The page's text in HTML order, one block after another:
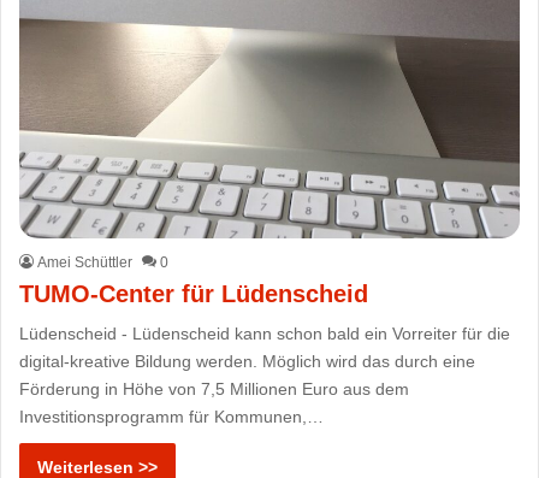
Amei Schüttler 0
TUMO-Center für Lüdenscheid
Lüdenscheid - Lüdenscheid kann schon bald ein Vorreiter für die
digital-kreative Bildung werden. Möglich wird das durch eine
Förderung in Höhe von 7,5 Millionen Euro aus dem
Investitionsprogramm für Kommunen,…
Weiterlesen >>